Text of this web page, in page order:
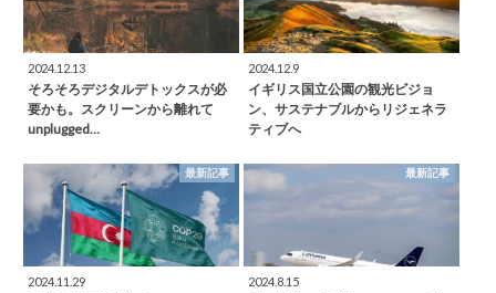
2024.12.13
そろそろデジタルデトックスが必
要かも。スクリーンから離れて
unplugged…
2024.12.9
イギリス国立公園の観光ビジョ
ン、サステナブルからリジェネラ
ティブへ
最新記事
2024.11.29
最新記事
2024.8.15